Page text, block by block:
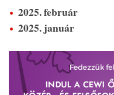
2025. február
2025. január